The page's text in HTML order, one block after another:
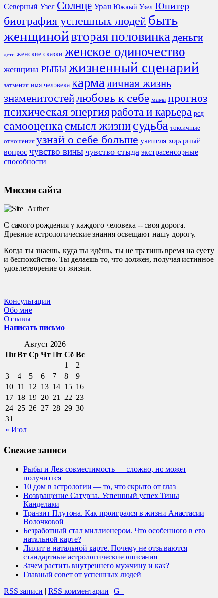
Северный Узел Солнце Уран Южный Узел Юпитер
биография успешных людейбыть
женщинойвторая половинка деньги
дети женские сказки женское одиночество
женщина РЫБЫ жизненный сценарий
затмения имя человека карма личная жизнь
знаменитостейлюбовь к себе мама прогноз
психическая энергияработа и карьера род
самооценка смысл жизнисудьба токсичные
отношения узнай о себе больше учителя хорарный
вопрос чувство вины чувство стыда экстрасенсорные
способности
Миссия сайта
С самого рождения у каждого человека -- своя дорога.
Древние астрологические знания освещают нашу дорогу.
Когда ты знаешь, куда ты идёшь, ты не тратишь время на суету
и беспокойство. Ты делаешь то, что должен, получая истинное
удовлетворение от жизни.
Консультации
Обо мне
Отзывы
Написать письмо
Август 2026
Пн Вт Ср Чт Пт Сб Вс
« Июл
1
2
3
4 5 6 7 8
9
10 11 12 13 14 15 16
17 18 19 20 21 22 23
24 25 26 27 28 29 30
31
Свежие записи
Рыбы и Лев совместимость — сложно, но может
получиться
10 дом в астрологии — то, что скрыто от глаз
Возвращение Сатурна. Успешный успех Тины
Канделаки
Транзит Плутона. Как проигрался в жизни Анастасии
Волочковой
Безработный стал миллионером. Что особенного в его
натальной карте?
Лилит в натальной карте. Почему не отзываются
стандартные астрологические описания
Зачем растить внутреннего мужчину и как?
Главный совет от успешных людей
RSS записи | RSS комментарии | G+